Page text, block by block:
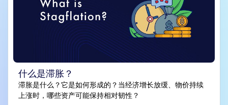
什么是滞胀？
滞胀是什么？它是如何形成的？当经济增长放缓、物价持续
上涨时，哪些资产可能保持相对韧性？